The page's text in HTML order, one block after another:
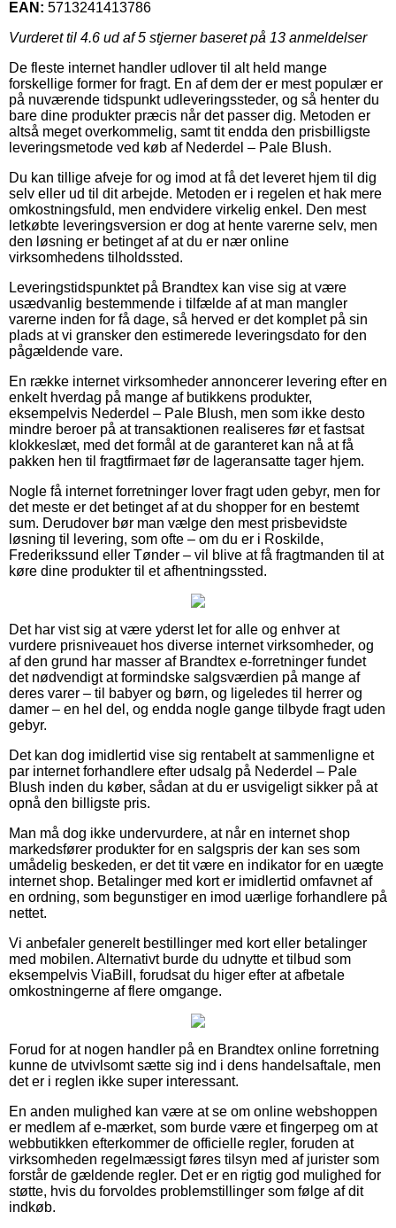
EAN: 5713241413786
Vurderet til 4.6 ud af 5 stjerner baseret på 13 anmeldelser
De fleste internet handler udlover til alt held mange
forskellige former for fragt. En af dem der er mest populær er
på nuværende tidspunkt udleveringssteder, og så henter du
bare dine produkter præcis når det passer dig. Metoden er
altså meget overkommelig, samt tit endda den prisbilligste
leveringsmetode ved køb af Nederdel – Pale Blush.
Du kan tillige afveje for og imod at få det leveret hjem til dig
selv eller ud til dit arbejde. Metoden er i regelen et hak mere
omkostningsfuld, men endvidere virkelig enkel. Den mest
letkøbte leveringsversion er dog at hente varerne selv, men
den løsning er betinget af at du er nær online
virksomhedens tilholdssted.
Leveringstidspunktet på Brandtex kan vise sig at være
usædvanlig bestemmende i tilfælde af at man mangler
varerne inden for få dage, så herved er det komplet på sin
plads at vi gransker den estimerede leveringsdato for den
pågældende vare.
En række internet virksomheder annoncerer levering efter en
enkelt hverdag på mange af butikkens produkter,
eksempelvis Nederdel – Pale Blush, men som ikke desto
mindre beroer på at transaktionen realiseres før et fastsat
klokkeslæt, med det formål at de garanteret kan nå at få
pakken hen til fragtfirmaet før de lageransatte tager hjem.
Nogle få internet forretninger lover fragt uden gebyr, men for
det meste er det betinget af at du shopper for en bestemt
sum. Derudover bør man vælge den mest prisbevidste
løsning til levering, som ofte – om du er i Roskilde,
Frederikssund eller Tønder – vil blive at få fragtmanden til at
køre dine produkter til et afhentningssted.
Det har vist sig at være yderst let for alle og enhver at
vurdere prisniveauet hos diverse internet virksomheder, og
af den grund har masser af Brandtex e-forretninger fundet
det nødvendigt at formindske salgsværdien på mange af
deres varer – til babyer og børn, og ligeledes til herrer og
damer – en hel del, og endda nogle gange tilbyde fragt uden
gebyr.
Det kan dog imidlertid vise sig rentabelt at sammenligne et
par internet forhandlere efter udsalg på Nederdel – Pale
Blush inden du køber, sådan at du er usvigeligt sikker på at
opnå den billigste pris.
Man må dog ikke undervurdere, at når en internet shop
markedsfører produkter for en salgspris der kan ses som
umådelig beskeden, er det tit være en indikator for en uægte
internet shop. Betalinger med kort er imidlertid omfavnet af
en ordning, som begunstiger en imod uærlige forhandlere på
nettet.
Vi anbefaler generelt bestillinger med kort eller betalinger
med mobilen. Alternativt burde du udnytte et tilbud som
eksempelvis ViaBill, forudsat du higer efter at afbetale
omkostningerne af flere omgange.
Forud for at nogen handler på en Brandtex online forretning
kunne de utvivlsomt sætte sig ind i dens handelsaftale, men
det er i reglen ikke super interessant.
En anden mulighed kan være at se om online webshoppen
er medlem af e-mærket, som burde være et fingerpeg om at
webbutikken efterkommer de officielle regler, foruden at
virksomheden regelmæssigt føres tilsyn med af jurister som
forstår de gældende regler. Det er en rigtig god mulighed for
støtte, hvis du forvoldes problemstillinger som følge af dit
indkøb.